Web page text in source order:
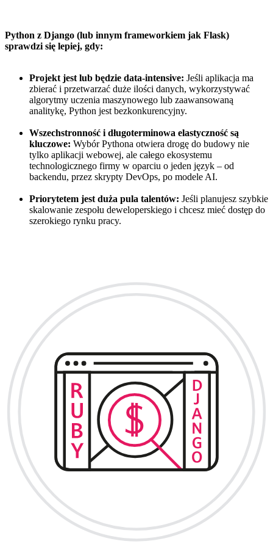
Python z Django (lub innym frameworkiem jak Flask)
sprawdzi się lepiej, gdy:
Projekt jest lub będzie data-intensive: Jeśli aplikacja ma
zbierać i przetwarzać duże ilości danych, wykorzystywać
algorytmy uczenia maszynowego lub zaawansowaną
analitykę, Python jest bezkonkurencyjny.
Wszechstronność i długoterminowa elastyczność są
kluczowe: Wybór Pythona otwiera drogę do budowy nie
tylko aplikacji webowej, ale całego ekosystemu
technologicznego firmy w oparciu o jeden język – od
backendu, przez skrypty DevOps, po modele AI.
Priorytetem jest duża pula talentów: Jeśli planujesz szybkie
skalowanie zespołu deweloperskiego i chcesz mieć dostęp do
szerokiego rynku pracy.